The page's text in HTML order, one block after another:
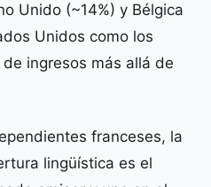
Unido (~14%) y Bélgica
Unidos como los
ingresos más allá de
franceses, la
lingüística es el